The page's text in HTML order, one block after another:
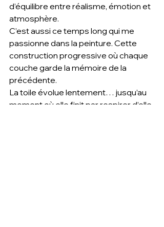
d’équilibre entre réalisme, émotion et
atmosphère.
C’est aussi ce temps long qui me
passionne dans la peinture. Cette
construction progressive où chaque
couche garde la mémoire de la
précédente.
La toile évolue lentement… jusqu’au
moment où elle finit par respirer d’elle-